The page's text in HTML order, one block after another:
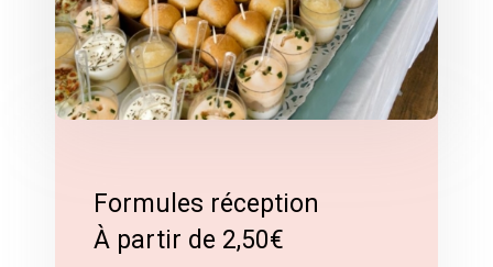
Formules réception
À partir de 2,50€